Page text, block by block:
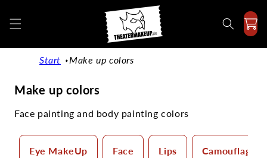
content
Start Make up colors
C
t
e
Make up colors
Face painting and body painting colors
Eye MakeUp Face Lips Camouflage